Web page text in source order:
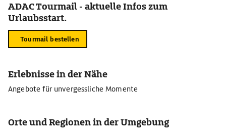
ADAC Tourmail - aktuelle Infos zum
Urlaubsstart.
Tourmail bestellen
Erlebnisse in der Nähe
Angebote für unvergessliche Momente
Orte und Regionen in der Umgebung